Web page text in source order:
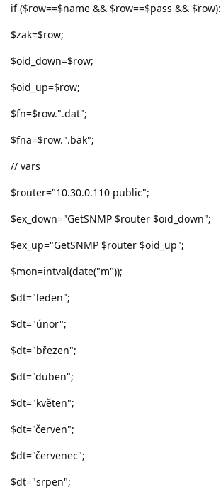
if ($row==$name && $row==$pass && $row):
$zak=$row;
$oid_down=$row;
$oid_up=$row;
$fn=$row.".dat";
$fna=$row.".bak";
// vars
$router="10.30.0.110 public";
$ex_down="GetSNMP $router $oid_down";
$ex_up="GetSNMP $router $oid_up";
$mon=intval(date("m"));
$dt="leden";
$dt="únor";
$dt="březen";
$dt="duben";
$dt="květen";
$dt="červen";
$dt="červenec";
$dt="srpen";